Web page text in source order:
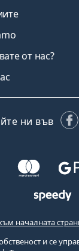
от нас?
ни във
началната
и се